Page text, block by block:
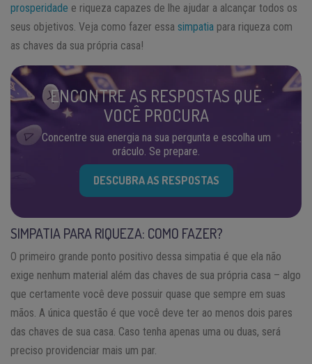
prosperidade e riqueza capazes de lhe ajudar a alcançar todos os
seus objetivos. Veja como fazer essa simpatia para riqueza com
as chaves da sua própria casa!
ENCONTRE AS RESPOSTAS QUE
VOCÊ PROCURA
Concentre sua energia na sua pergunta e escolha um
oráculo. Se prepare.
DESCUBRA AS RESPOSTAS
SIMPATIA PARA RIQUEZA: COMO FAZER?
O primeiro grande ponto positivo dessa simpatia é que ela não
exige nenhum material além das chaves de sua própria casa – algo
que certamente você deve possuir quase que sempre em suas
mãos. A única questão é que você deve ter ao menos dois pares
das chaves de sua casa. Caso tenha apenas uma ou duas, será
preciso providenciar mais um par.